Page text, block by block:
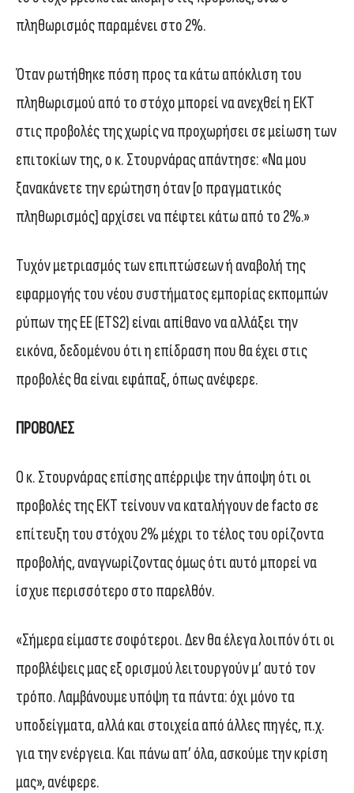
πληθωρισμός παραμένει στο 2%.
Όταν ρωτήθηκε πόση προς τα κάτω απόκλιση του
πληθωρισμού από το στόχο μπορεί να ανεχθεί η ΕΚΤ
στις προβολές της χωρίς να προχωρήσει σε μείωση των
επιτοκίων της, ο κ. Στουρνάρας απάντησε: «Να μου
ξανακάνετε την ερώτηση όταν [ο πραγματικός
πληθωρισμός] αρχίσει να πέφτει κάτω από το 2%.»
Τυχόν μετριασμός των επιπτώσεων ή αναβολή της
εφαρμογής του νέου συστήματος εμπορίας εκπομπών
ρύπων της ΕΕ (ETS2) είναι απίθανο να αλλάξει την
εικόνα, δεδομένου ότι η επίδραση που θα έχει στις
προβολές θα είναι εφάπαξ, όπως ανέφερε.
ΠΡΟΒΟΛΕΣ
Ο κ. Στουρνάρας επίσης απέρριψε την άποψη ότι οι
προβολές της ΕΚΤ τείνουν να καταλήγουν de facto σε
επίτευξη του στόχου 2% μέχρι το τέλος του ορίζοντα
προβολής, αναγνωρίζοντας όμως ότι αυτό μπορεί να
ίσχυε περισσότερο στο παρελθόν.
«Σήμερα είμαστε σοφότεροι. Δεν θα έλεγα λοιπόν ότι οι
προβλέψεις μας εξ ορισμού λειτουργούν μ’ αυτό τον
τρόπο. Λαμβάνουμε υπόψη τα πάντα: όχι μόνο τα
υποδείγματα, αλλά και στοιχεία από άλλες πηγές, π.χ.
για την ενέργεια. Και πάνω απ’ όλα, ασκούμε την κρίση
μας», ανέφερε.